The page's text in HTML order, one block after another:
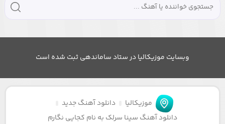
وبسایت موزیکالیا در ستاد ساماندهی ثبت شده است
موزیکالیا
دانلود آهنگ جدید
دانلود آهنگ سینا سرلک به نام کجایی نگارم